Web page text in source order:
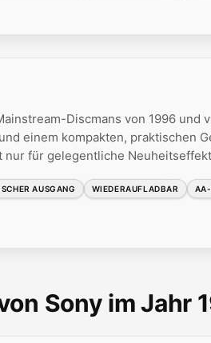
Discmans von 1996 und
einem kompakten, praktischen
nur für gelegentliche
AUSGANG WIEDERAUFLADBAR
Sony im Jahr